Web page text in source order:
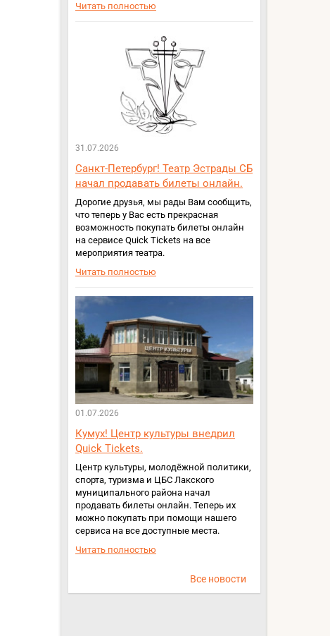
Читать полностью
31.07.2026
Санкт-Петербург! Театр Эстрады СБ
начал продавать билеты онлайн.
Дорогие друзья, мы рады Вам сообщить,
что теперь у Вас есть прекрасная
возможность покупать билеты онлайн
на сервисе Quick Tickets на все
мероприятия театра.
Читать полностью
01.07.2026
Кумух! Центр культуры внедрил
Quick Tickets.
Центр культуры, молодёжной политики,
спорта, туризма и ЦБС Лакского
муниципального района начал
продавать билеты онлайн. Теперь их
можно покупать при помощи нашего
сервиса на все доступные места.
Читать полностью
Все новости